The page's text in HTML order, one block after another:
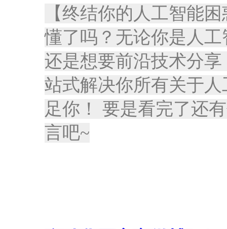
【终结你的人工智能
懂了吗？无论你是人
还是想要前沿技术分享
站式解决你所有关于
足你！ 要是看完了还
言吧~